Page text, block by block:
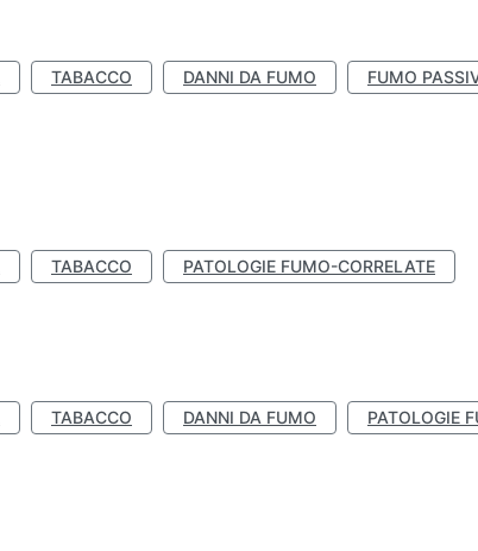
TABACCO DANNI DA FUMO
FUMO
TABACCO PATOLOGIE FUMO-CORRELATE
TABACCO DANNI DA FUMO PATOLOGIE